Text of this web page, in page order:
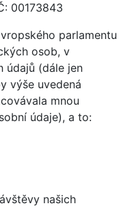
00173843
parlamentu
osob, v
údajů (dále jen
výše uvedená
mnou
údaje), a to:
našich